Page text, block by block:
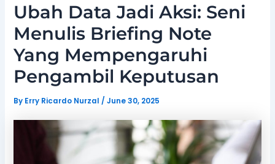
Ubah Data Jadi Aksi: Seni
Menulis Briefing Note
Yang Mempengaruhi
Pengambil Keputusan
By Erry Ricardo Nurzal /June 30, 2025